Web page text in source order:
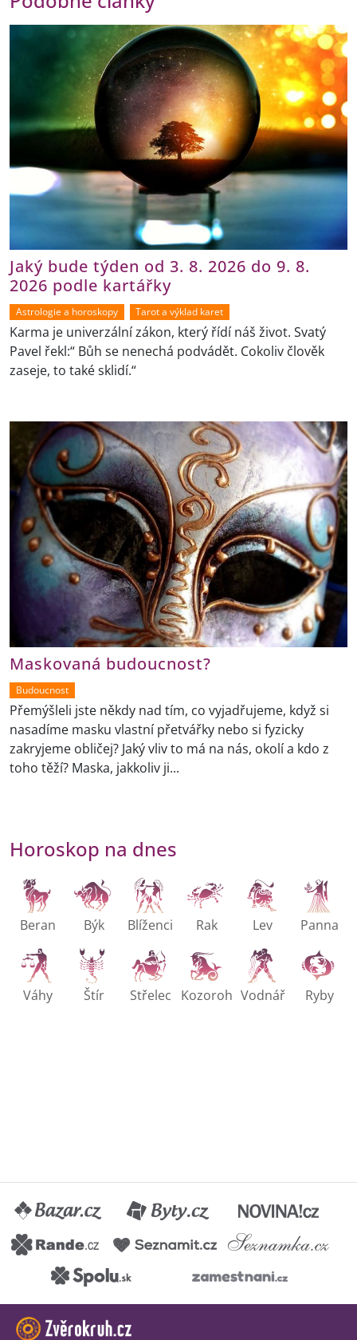
Jaký bude týden od 3. 8. 2026 do 9. 8.
2026 podle kartářky
Astrologie a horoskopy Tarot a výklad karet
Karma je univerzální zákon, který řídí náš život. Svatý
Pavel řekl:“ Bůh se nenechá podvádět. Cokoliv člověk
zaseje, to také sklidí.“
Maskovaná budoucnost?
Budoucnost
Přemýšleli jste někdy nad tím, co vyjadřujeme, když si
nasadíme masku vlastní přetvářky nebo si fyzicky
zakryjeme obličej? Jaký vliv to má na nás, okolí a kdo z
toho těží? Maska, jakkoliv ji...
Horoskop na dnes
Beran Býk Blíženci Rak Lev Panna
Váhy Štír Střelec Kozoroh Vodnář Ryby